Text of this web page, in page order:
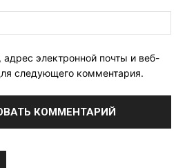
электронной почты и веб-
следующего комментария.